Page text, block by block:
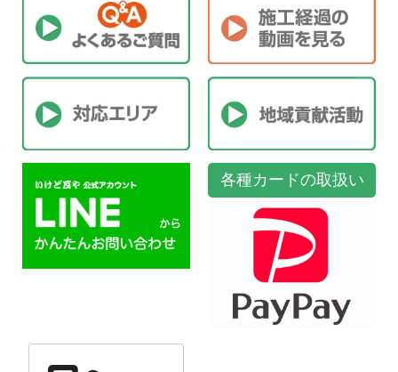
各種カードの取扱い